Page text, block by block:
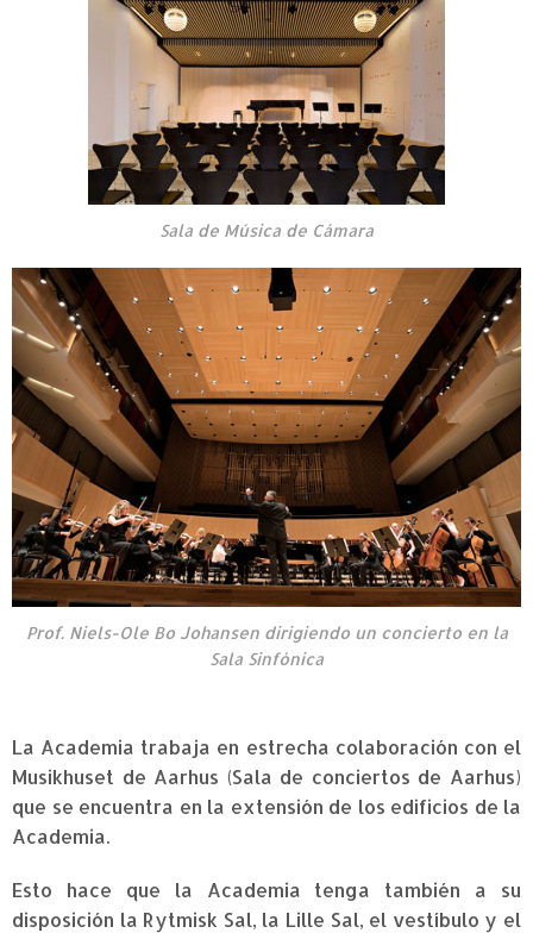
Sala de Música de Cámara
Prof. Niels-Ole Bo Johansen dirigiendo un concierto en la
Sala Sinfónica
La Academia trabaja en estrecha colaboración con el
Musikhuset de Aarhus (Sala de conciertos de Aarhus)
que se encuentra en la extensión de los edificios de la
Academia.
Esto hace que la Academia tenga también a su
disposición la Rytmisk Sal, la Lille Sal, el vestíbulo y el